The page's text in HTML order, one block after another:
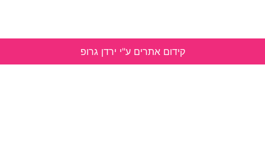
קידום אתרים ע"י ירדן גרופ